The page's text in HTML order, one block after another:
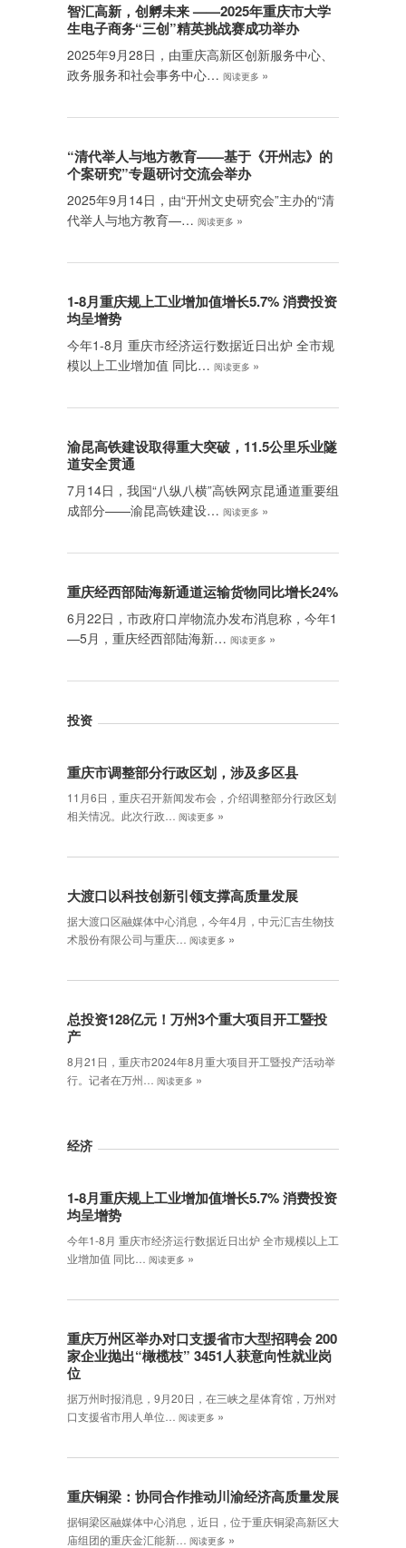
智汇高新，创孵未来 ——2025年重庆市大学
生电子商务“三创”精英挑战赛成功举办
2025年9月28日，由重庆高新区创新服务中心、
政务服务和社会事务中心… 阅读更多 »
“清代举人与地方教育——基于《开州志》的
个案研究”专题研讨交流会举办
2025年9月14日，由“开州文史研究会”主办的“清
代举人与地方教育—… 阅读更多 »
1-8月重庆规上工业增加值增长5.7% 消费投资
均呈增势
今年1-8月 重庆市经济运行数据近日出炉 全市规
模以上工业增加值 同比… 阅读更多 »
渝昆高铁建设取得重大突破，11.5公里乐业隧
道安全贯通
7月14日，我国“八纵八横”高铁网京昆通道重要组
成部分——渝昆高铁建设… 阅读更多 »
重庆经西部陆海新通道运输货物同比增长24%
6月22日，市政府口岸物流办发布消息称，今年1
—5月，重庆经西部陆海新… 阅读更多 »
投资
重庆市调整部分行政区划，涉及多区县
11月6日，重庆召开新闻发布会，介绍调整部分行政区划
相关情况。此次行政…
阅读更多 »
大渡口以科技创新引领支撑高质量发展
据大渡口区融媒体中心消息，今年4月，中元汇吉生物技
术股份有限公司与重庆…
阅读更多 »
总投资128亿元！万州3个重大项目开工暨投
产
8月21日，重庆市2024年8月重大项目开工暨投产活动举
行。记者在万州…
阅读更多 »
经济
1-8月重庆规上工业增加值增长5.7% 消费投资
均呈增势
今年1-8月 重庆市经济运行数据近日出炉 全市规模以上工
业增加值 同比…
阅读更多 »
重庆万州区举办对口支援省市大型招聘会 200
家企业抛出“橄榄枝” 3451人获意向性就业岗
位
据万州时报消息，9月20日，在三峡之星体育馆，万州对
口支援省市用人单位…
阅读更多 »
重庆铜梁：协同合作推动川渝经济高质量发展
据铜梁区融媒体中心消息，近日，位于重庆铜梁高新区大
庙组团的重庆金汇能新…
阅读更多 »